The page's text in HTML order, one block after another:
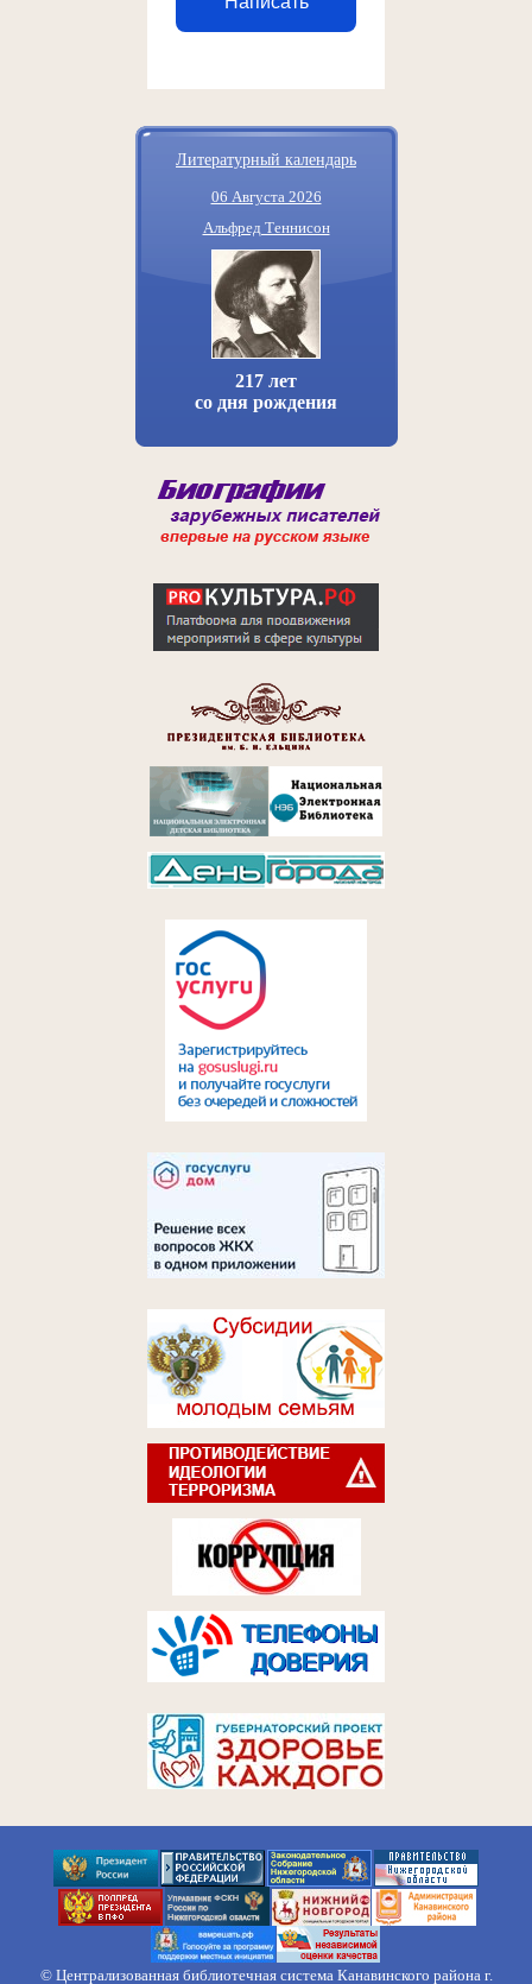
Литературный календарь
06 Августа 2026
Альфред Теннисон
217 лет
со дня рождения
© Централизованная библиотечная система Канавинского района г.